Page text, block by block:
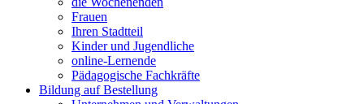
Frauen
Ihren Stadtteil
Kinder und Jugendliche
online-Lernende
Pädagogische Fachkräfte
Bildung auf Bestellung